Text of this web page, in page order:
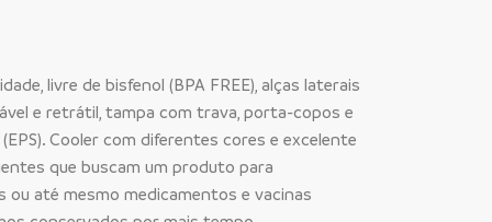
livre de bisfenol (BPA FREE), alças laterais
e retrátil, tampa com trava, porta-copos e
Cooler com diferentes cores e excelente
que buscam um produto para
até mesmo medicamentos e vacinas